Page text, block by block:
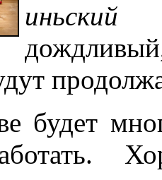
иньский
будет